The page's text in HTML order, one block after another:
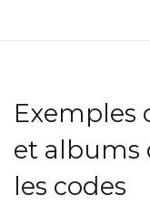
Exemples
et albums
les codes